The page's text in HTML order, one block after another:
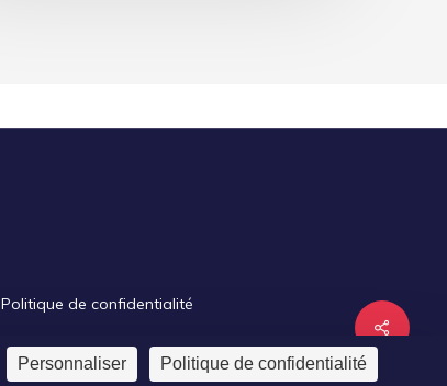
Share
Politique de confidentialité
Personnaliser Politique de confidentialité